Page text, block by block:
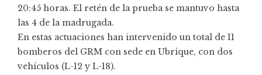
20:45 horas. El retén de la prueba se mantuvo hasta
las 4 de la madrugada.
En estas actuaciones han intervenido un total de 11
bomberos del GRM con sede en Ubrique, con dos
vehículos (L-12 y L-18).